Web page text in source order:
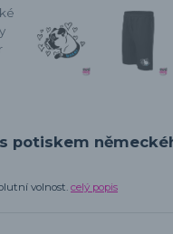
potiskem
volnost. celý popis